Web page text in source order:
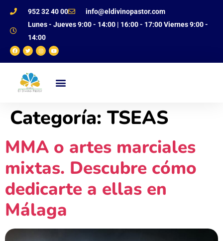
952 32 40 00
info@eldivinopastor.com
Lunes - Jueves 9:00 - 14:00 | 16:00 - 17:00 Viernes 9:00 -
14:00
Categoría: TSEAS
MMA o artes marciales
mixtas. Descubre cómo
dedicarte a ellas en
Málaga